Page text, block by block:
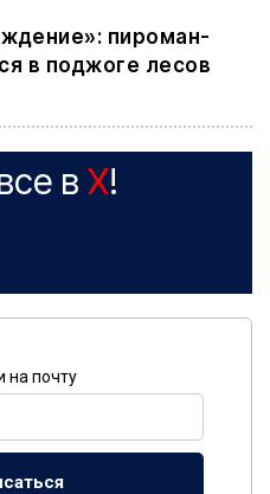
пироман-
в поджоге лесов
в X!